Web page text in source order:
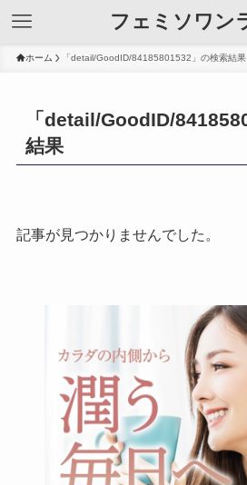
フェミソワン
ホーム 「detail/GoodID/84185801532」の検索結果
「detail/GoodID/
結果
記事が見つかりませんでした。